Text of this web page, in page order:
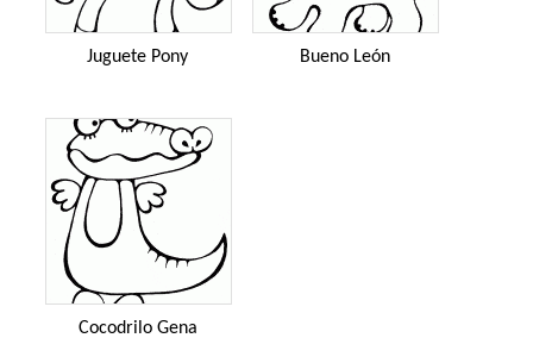
Juguete Pony Bueno León
Cocodrilo Gena